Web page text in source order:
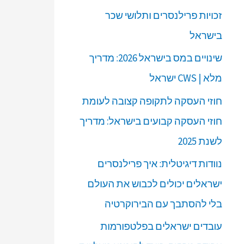
זכויות פרילנסרים ותלושי שכר
בישראל
שינויים במס בישראל 2026: מדריך
מלא | CWS ישראל
חוזי העסקה לתקופה קצובה לעומת
חוזי העסקה קבועים בישראל: מדריך
לשנת 2025
נוודות דיגיטלית: איך פרילנסרים
ישראלים יכולים לכבוש את העולם
בלי להסתבך עם הבירוקרטיה
עובדים ישראלים בפלטפורמות